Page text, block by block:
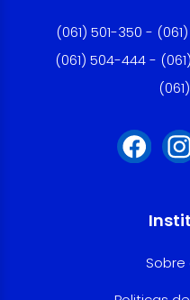
(061) 501-350 -
(061) 504-444 -
Sobre